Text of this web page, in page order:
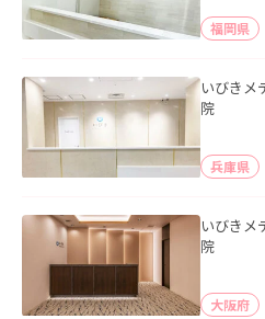
福岡県
いびきメ
院
兵庫県
いびきメ
院
大阪府